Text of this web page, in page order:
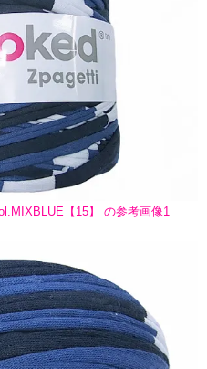
【15】 の参考画像1